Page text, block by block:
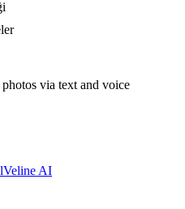
via text and voice
Veline AI